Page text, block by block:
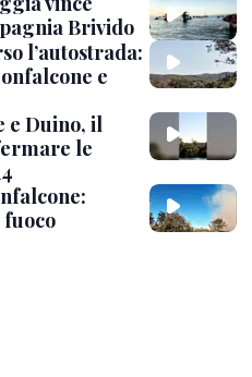
Brivido
l’autostrada:
e
e Duino, il
le